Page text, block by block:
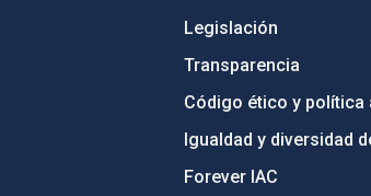
Legislación
Transparencia
Código ético y política
Igualdad y diversidad
Forever IAC